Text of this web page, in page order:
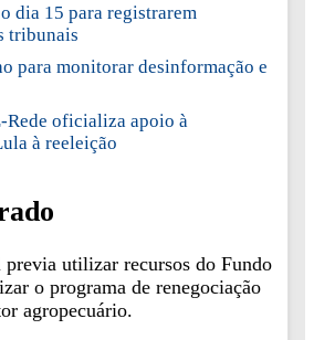
dia 15 para registrarem
tribunais
para monitorar desinformação e
Rede oficializa apoio à
à reeleição
utilizar recursos do Fundo
o programa de renegociação
agropecuário.